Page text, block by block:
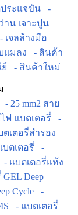
ระแจขัน
-
าน เจาะปูน
- เจลล้างมือ
แมลง
- สินค้า
- สินค้าใหม่
- 25 mm2 สาย
ฟ แบตเตอรี่
-
ตเตอรี่สำรอง
ตเตอรี่
-
- แบตเตอรี่แห้ง
Deep
Cycle
-
- แบตเตอรี่